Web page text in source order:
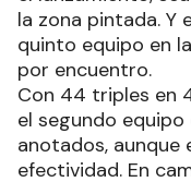
la zona pintada. Y
quinto equipo en
por encuentro.
Con 44 triples en
el segundo
anotados, aunque
efectividad. En